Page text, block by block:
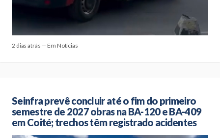
2 dias atrás — Em Notícias
Seinfra prevê concluir até o fim do primeiro
semestre de 2027 obras na BA-120 e BA-409
em Coité; trechos têm registrado acidentes